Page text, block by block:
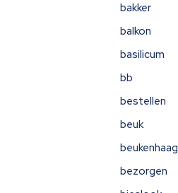
bakker
balkon
basilicum
bb
bestellen
beuk
beukenhaag
bezorgen